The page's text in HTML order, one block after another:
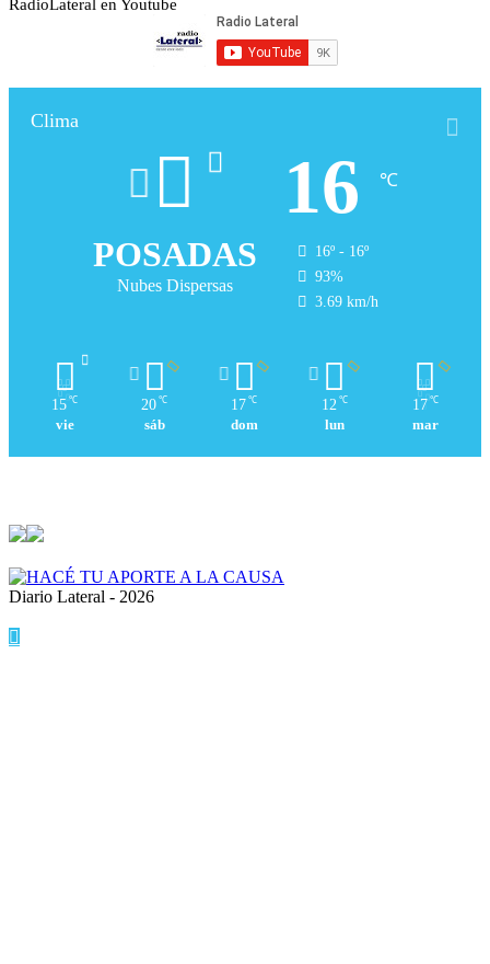
RadioLateral en Youtube
Clima
POSADAS
Nubes Dispersas
16 ℃
16º - 16º
93%
3.69 km/h
15 ℃
vie
20 ℃
sáb
17 ℃
dom
12 ℃
lun
17 ℃
mar
Diario Lateral - 2026
Volver
al